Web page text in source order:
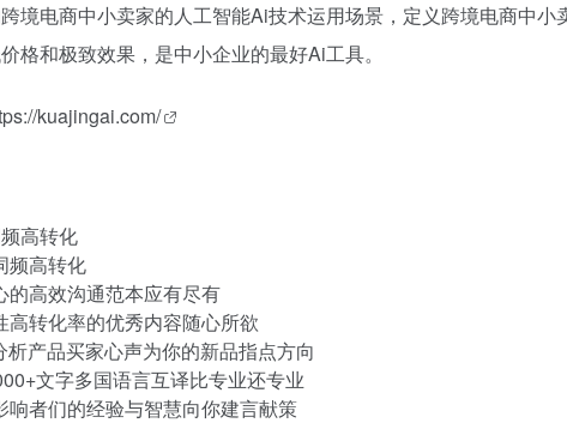
境电商中小卖家的人工智能Ai技术运用场景，定义跨境电商中
格和极致效果，是中小企业的最好Ai工具。
kuajingai.com/
高转化
频高转化
的高效沟通范本应有尽有
高转化率的优秀内容随心所欲
产品买家心声为你的新品指点方向
文字多国语言互译比专业还专业
响者们的经验与智慧向你建言献策